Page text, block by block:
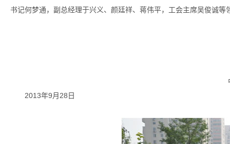
书记何梦通，副总经理于兴义、颜廷祥、蒋伟平，工会主席吴俊诚等
2013年9月28日